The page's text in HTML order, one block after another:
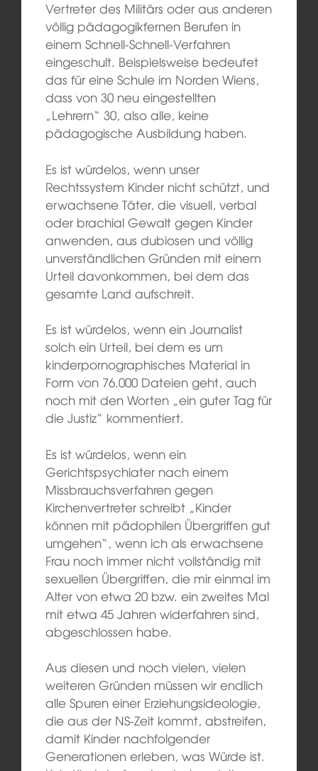
Vertreter des Militärs oder aus anderen
völlig pädagogikfernen Berufen in
einem Schnell-Schnell-Verfahren
eingeschult. Beispielsweise bedeutet
das für eine Schule im Norden Wiens,
dass von 30 neu eingestellten
„Lehrern“ 30, also alle, keine
pädagogische Ausbildung haben.
Es ist würdelos, wenn unser
Rechtssystem Kinder nicht schützt, und
erwachsene Täter, die visuell, verbal
oder brachial Gewalt gegen Kinder
anwenden, aus dubiosen und völlig
unverständlichen Gründen mit einem
Urteil davonkommen, bei dem das
gesamte Land aufschreit.
Es ist würdelos, wenn ein Journalist
solch ein Urteil, bei dem es um
kinderpornographisches Material in
Form von 76.000 Dateien geht, auch
noch mit den Worten „ein guter Tag für
die Justiz“ kommentiert.
Es ist würdelos, wenn ein
Gerichtspsychiater nach einem
Missbrauchsverfahren gegen
Kirchenvertreter schreibt „Kinder
können mit pädophilen Übergriffen gut
umgehen“, wenn ich als erwachsene
Frau noch immer nicht vollständig mit
sexuellen Übergriffen, die mir einmal im
Alter von etwa 20 bzw. ein zweites Mal
mit etwa 45 Jahren widerfahren sind,
abgeschlossen habe.
Aus diesen und noch vielen, vielen
weiteren Gründen müssen wir endlich
alle Spuren einer Erziehungsideologie,
die aus der NS-Zeit kommt, abstreifen,
damit Kinder nachfolgender
Generationen erleben, was Würde ist.